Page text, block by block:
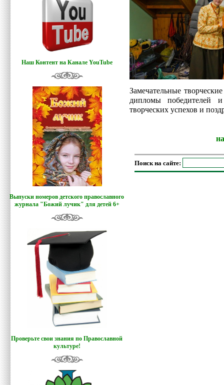
Наш Контент на Канале YouTube
Выпуски номеров детского православного
журнала "Божий лучик" для детей 6+
Проверьте свои знания по Православной
культуре!
Замечательные
дипломы победителей
творческих успехов и
Поиск на сайте: